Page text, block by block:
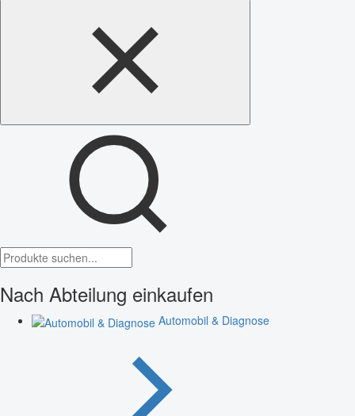
Nach Abteilung einkaufen
Automobil & Diagnose